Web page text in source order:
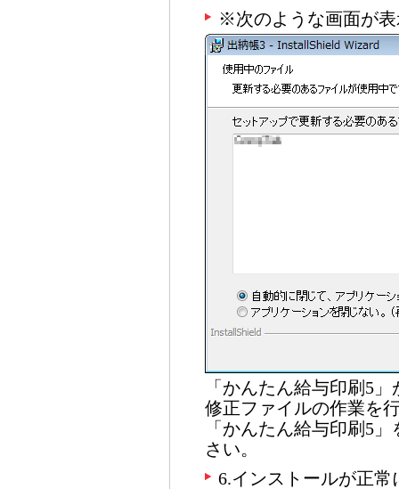
※次のような画面が
「かんたん給与印刷5
修正ファイルの作業を
「かんたん給与印刷5
さい。
6.インストールが正